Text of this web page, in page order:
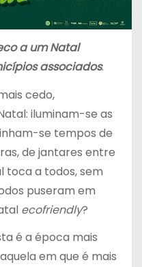
a um Natal
associados.
cedo,
iluminam-se as
se tempos de
de jantares entre
toca a todos, sem
puseram em
ecofriendly?
é a época mais
em que é mais